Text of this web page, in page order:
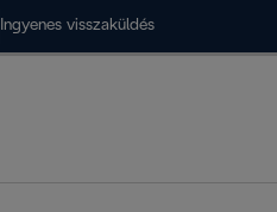
Ingyenes visszaküldés